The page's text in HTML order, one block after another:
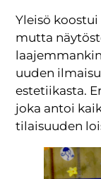
Yleisö
mutta
uuden
estetiikasta.
joka antoi
tilaisuuden